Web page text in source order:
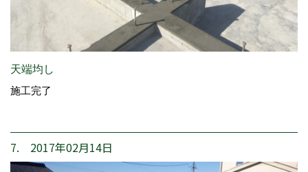
天端均し
施工完了
7. 2017年02月14日